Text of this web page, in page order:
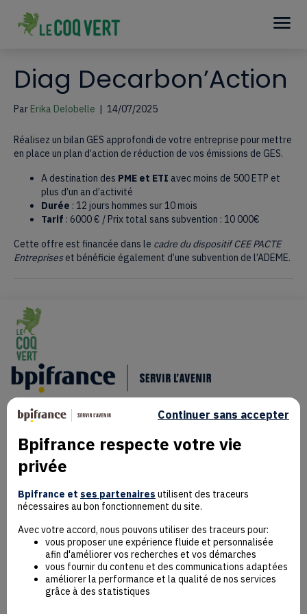
Diag Decarbon’Action
Par Erika Delobelle | 14/07/2025
Réalisez un bilan GES approfondi de votre entreprise pour mettre
en place un plan d’action de réduction de vos émissions de GES.
A destination des PME et ETI avec moins de 500 ETP et
plus d’un an d’activité
Durée : 12 jours hommes sur 10 mois
Tarif : 6000 € / Prix total sans subvention : 10 000€
Cette offre est financée dans le cadre du dispositif CEE PACTE
Entrepriseset bénéficie également d’une subvention de l’ADEME.
Mentions Légales
Données personnelles
Contact
Bpifrance respecte votre vie
privée
Bpifrance et ses partenaires utilisent des traceurs
nécessaires au bon fonctionnement du site.
Avec votre accord, nous pouvons utiliser des traceurs pour:
vous proposer une expérience fluide et personnalisée
afin d'améliorer vos recherches et vos démarches
vous fournir du contenu et des communications adaptées
améliorer la performance et la qualité de nos services
grâce à des statistiques
Continuer sans accepter